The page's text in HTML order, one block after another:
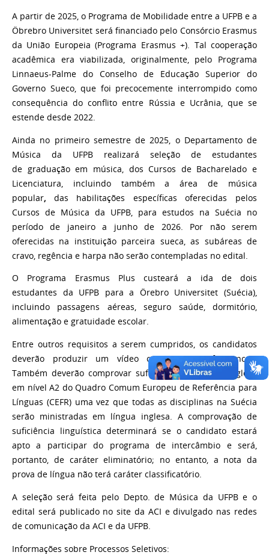
A partir de 2025, o Programa de Mobilidade entre a UFPB e a
Öbrebro Universitet será financiado pelo Consórcio Erasmus
da União Europeia (Programa Erasmus +). Tal cooperação
acadêmica era viabilizada, originalmente, pelo Programa
Linnaeus-Palme do Conselho de Educação Superior do
Governo Sueco, que foi precocemente interrompido como
consequência do conflito entre Rússia e Ucrânia, que se
estende desde 2022.
Ainda no primeiro semestre de 2025, o Departamento de
Música da UFPB realizará seleção de estudantes
de graduação em música, dos Cursos de Bacharelado e
Licenciatura, incluindo também a área de música
popular, das habilitações específicas oferecidas pelos
Cursos de Música da UFPB, para estudos na Suécia no
período de janeiro a junho de 2026. Por não serem
oferecidas na instituição parceira sueca, as subáreas de
cravo, regência e harpa não serão contempladas no edital.
O Programa Erasmus Plus custeará a ida de dois
estudantes da UFPB para a Örebro Universitet (Suécia),
incluindo passagens aéreas, seguro saúde, dormitório,
alimentação e gratuidade escolar.
Entre outros requisitos a serem cumpridos, os candidatos
deverão produzir um vídeo com suas performances.
Também deverão comprovar suficiência em língua inglesa
em nível A2 do Quadro Comum Europeu de Referência para
Línguas (CEFR) uma vez que todas as disciplinas na Suécia
serão ministradas em língua inglesa. A comprovação de
suficiência linguística determinará se o candidato estará
apto a participar do programa de intercâmbio e será,
portanto, de caráter eliminatório; no entanto, a nota da
prova de língua não terá caráter classificatório.
A seleção será feita pelo Depto. de Música da UFPB e o
edital será publicado no site da ACI e divulgado nas redes
de comunicação da ACI e da UFPB.
Informações sobre Processos Seletivos: